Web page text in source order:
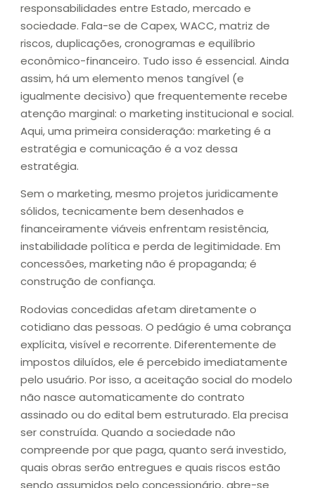
responsabilidades entre Estado, mercado e
sociedade. Fala-se de Capex, WACC, matriz de
riscos, duplicações, cronogramas e equilíbrio
econômico-financeiro. Tudo isso é essencial. Ainda
assim, há um elemento menos tangível (e
igualmente decisivo) que frequentemente recebe
atenção marginal: o marketing institucional e social.
Aqui, uma primeira consideração: marketing é a
estratégia e comunicação é a voz dessa
estratégia.
Sem o marketing, mesmo projetos juridicamente
sólidos, tecnicamente bem desenhados e
financeiramente viáveis enfrentam resistência,
instabilidade política e perda de legitimidade. Em
concessões, marketing não é propaganda; é
construção de confiança.
Rodovias concedidas afetam diretamente o
cotidiano das pessoas. O pedágio é uma cobrança
explícita, visível e recorrente. Diferentemente de
impostos diluídos, ele é percebido imediatamente
pelo usuário. Por isso, a aceitação social do modelo
não nasce automaticamente do contrato
assinado ou do edital bem estruturado. Ela precisa
ser construída. Quando a sociedade não
compreende por que paga, quanto será investido,
quais obras serão entregues e quais riscos estão
sendo assumidos pelo concessionário, abre-se